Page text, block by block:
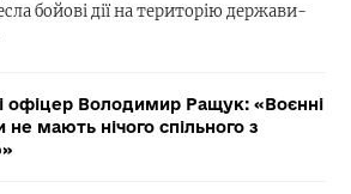
бойові дії на територію держави-
офіцер Володимир Ращук: «Воєнні
не мають нічого спільного з